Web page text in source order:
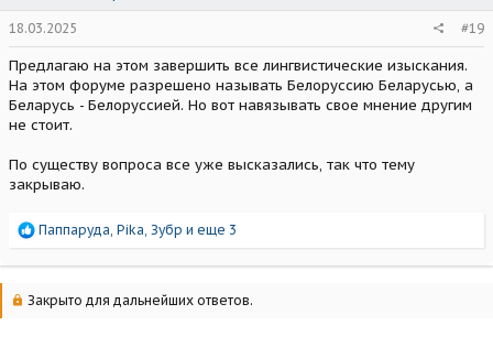
18.03.2025 #19
Предлагаю на этом завершить все лингвистические изыскания.
На этом форуме разрешено называть Белоруссию Беларусью, а
Беларусь - Белоруссией. Но вот навязывать свое мнение другим
не стоит.
По существу вопроса все уже высказались, так что тему
закрываю.
Р
а
ц
Паппаруда Pika Зубр и еще 3
Закрыто для дальнейших ответов.